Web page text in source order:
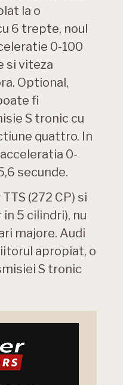
la o
6 trepte, noul
0-100
si viteza
Optional,
fi
S tronic cu
quattro. In
0-
secunde.
(272 CP) si
in 5 cilindri), nu
majore. Audi
apropiat, o
S tronic